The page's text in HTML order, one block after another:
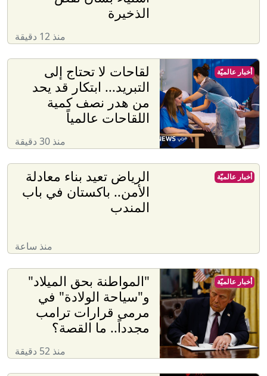
الذخيرة
منذ 12 دقيقة
لقاحات لا تحتاج إلى
التبريد... ابتكار قد يحد
من هدر نصف كمية
اللقاحات عالمياً
منذ 30 دقيقة
أخبار عالميّة
الرياض تعيد بناء معادلة
الأمن.. باكستان في باب
المندب
منذ ساعة
أخبار عالميّة
"المواطنة بحق الميلاد"
و"سياحة الولادة" في
مرمى قرارات ترامب
مجدداً.. ما القصة؟
منذ 52 دقيقة
أخبار عالميّة